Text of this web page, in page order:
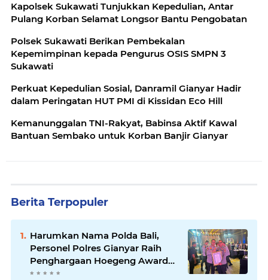
Kapolsek Sukawati Tunjukkan Kepedulian, Antar
Pulang Korban Selamat Longsor Bantu Pengobatan
Polsek Sukawati Berikan Pembekalan
Kepemimpinan kepada Pengurus OSIS SMPN 3
Sukawati
Perkuat Kepedulian Sosial, Danramil Gianyar Hadir
dalam Peringatan HUT PMI di Kissidan Eco Hill
Kemanunggalan TNI-Rakyat, Babinsa Aktif Kawal
Bantuan Sembako untuk Korban Banjir Gianyar
Berita Terpopuler
Harumkan Nama Polda Bali,
Personel Polres Gianyar Raih
Penghargaan Hoegeng Awards
2026